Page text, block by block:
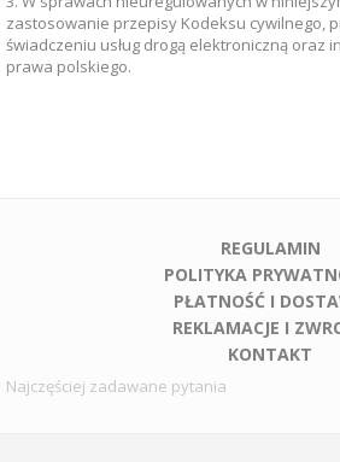
zastosowanie przepisy Kodeksu cywilnego,
świadczeniu usług drogą elektroniczną oraz
prawa polskiego.
REGULAMIN
POLITYKA
PŁATNOŚĆ I
REKLAMACJE I
KONTAKT
Najczęściej zadawane pytania